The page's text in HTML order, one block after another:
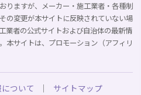
りますが、メーカー・施工業者・各種制
の変更が本サイトに反映されていない場
業者の公式サイトおよび自治体の最新情
本サイトは、プロモーション（アフィリ
ついて ｜ サイトマップ